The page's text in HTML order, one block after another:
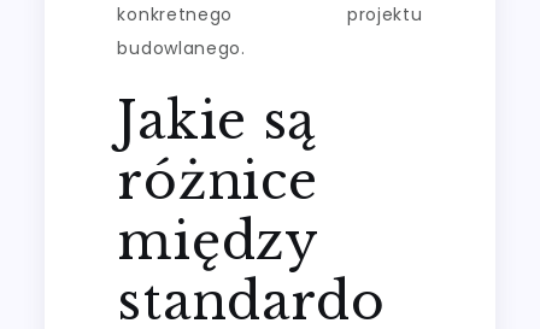
konkretnego projektu
budowlanego.
Jakie są
różnice
między
standardo